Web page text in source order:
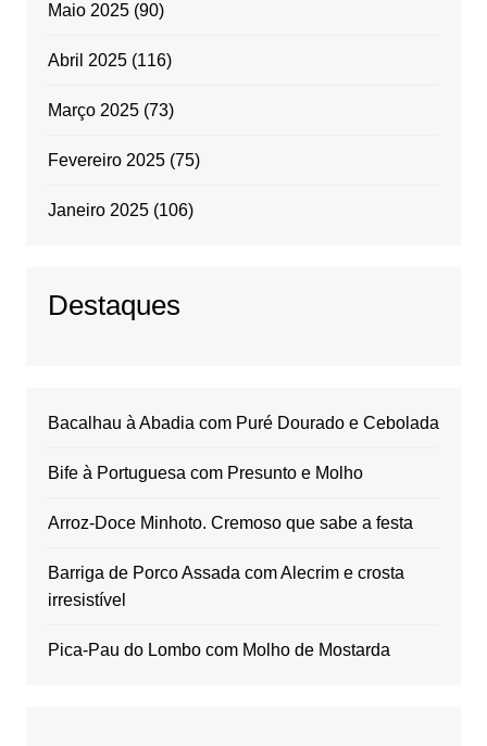
Maio 2025(90)
Abril 2025(116)
Março 2025(73)
Fevereiro 2025(75)
Janeiro 2025(106)
Destaques
Bacalhau à Abadia com Puré Dourado e Cebolada
Bife à Portuguesa com Presunto e Molho
Arroz-Doce Minhoto. Cremoso que sabe a festa
Barriga de Porco Assada com Alecrim e crosta
irresistível
Pica-Pau do Lombo com Molho de Mostarda